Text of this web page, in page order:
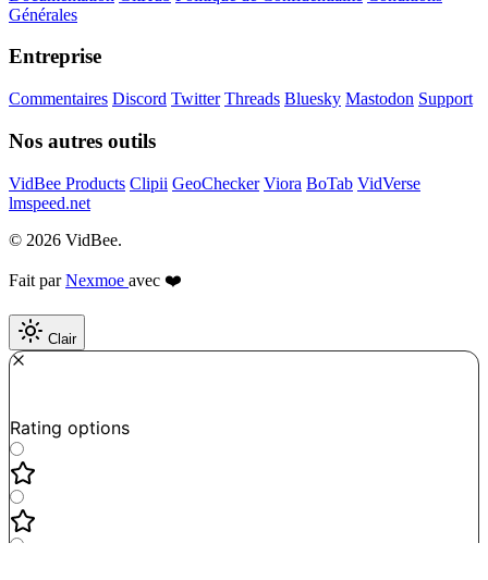
Générales
Entreprise
Commentaires Discord Twitter Threads Bluesky Mastodon Support
Nos autres outils
VidBee Products Clipii GeoChecker Viora BoTab VidVerse
lmspeed.net
© 2026 VidBee.
Fait parNexmoe avec ❤️
Clair
Rating options